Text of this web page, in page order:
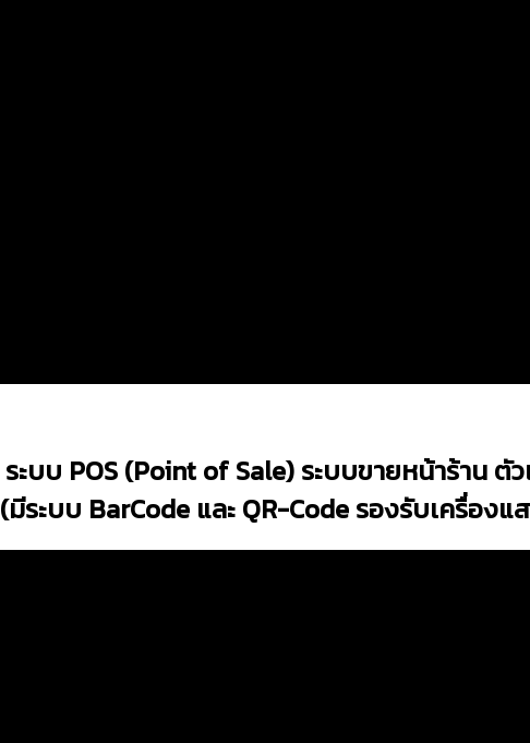
ระบบ POS (Point of Sale) ระบบขายหน้าร้าน ตั
(มีระบบ BarCode และ QR-Code รองรับเครื่องแ